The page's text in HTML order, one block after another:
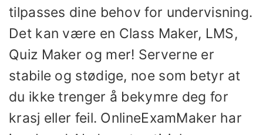
tilpasses dine behov for undervisning.
Det kan være en Class Maker, LMS,
Quiz Maker og mer! Serverne er
stabile og stødige, noe som betyr at
du ikke trenger å bekymre deg for
krasj eller feil. OnlineExamMaker har